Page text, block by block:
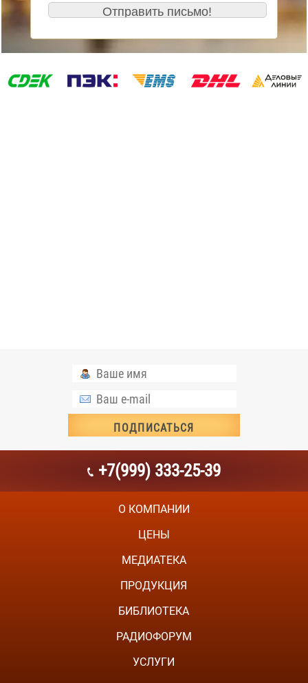
+7(999) 333-25-39
О КОМПАНИИ
ЦЕНЫ
МЕДИАТЕКА
ПРОДУКЦИЯ
БИБЛИОТЕКА
РАДИОФОРУМ
УСЛУГИ